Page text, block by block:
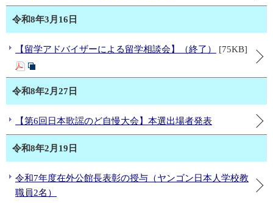
令和8年3月16日
【留学アドバイザーによる留学相談会】（終了） [75KB]
令和8年2月27日
【第6回日本歌謡のど自慢大会】本選出場者発表
令和8年2月19日
令和7年度在外公館長表彰の授与（ヤンゴン日本人学校教
職員2名）